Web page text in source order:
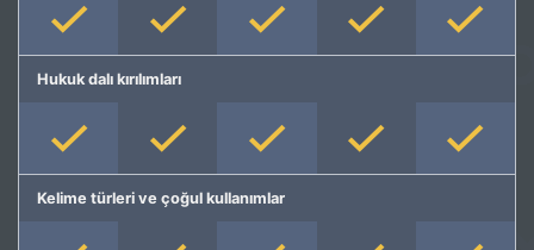
Hukuk dalı kırılımları
Kelime türleri ve çoğul kullanımlar